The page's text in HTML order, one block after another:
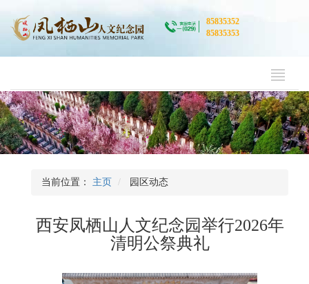
85835352
85835353
当前位置： 主页 园区动态
西安凤栖山人文纪念园举行2026年
清明公祭典礼